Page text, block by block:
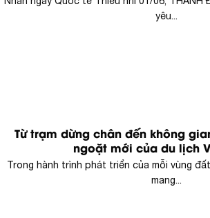
yêu...
Từ trạm dừng chân đến không
ngoặt mới của du lịch
Trong hành trình phát triển của mỗi vùng
mang...